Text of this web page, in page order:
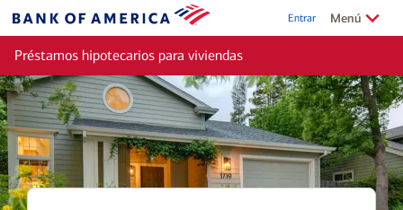
Bank
of
Entrar Mostrar/
Menú de
Préstamos hipotecarios para viviendas